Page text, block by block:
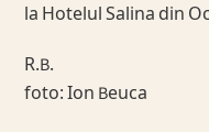
la Hotelul Salina din
R.B.
foto: Ion Beuca